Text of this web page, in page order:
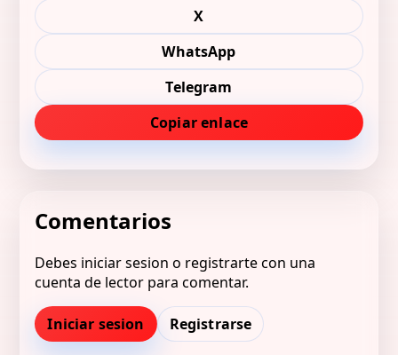
X
WhatsApp
Telegram
Copiar enlace
Comentarios
Debes iniciar sesion o registrarte con una
cuenta de lector para comentar.
Iniciar sesion Registrarse